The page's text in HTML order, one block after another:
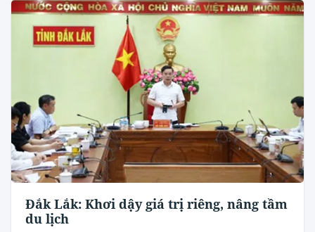
Đắk Lắk: Khơi dậy giá trị riêng, nâng tầm
du lịch